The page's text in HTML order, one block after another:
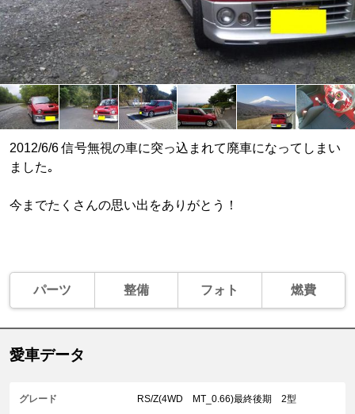
2012/6/6 信号無視の車に突っ込まれて廃車になってしまい
ました｡
今までたくさんの思い出をありがとう！
パーツ 整備 フォト 燃費
愛車データ
グレード RS/Z(4WD MT_0.66)最終後期 2型